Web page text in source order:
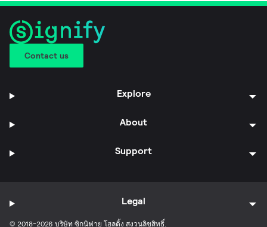
Contact us
Explore
About
Support
© 2018-2026 บริษัท ซิกนิฟาย โฮลดิ้ง สงวนลิขสิทธิ์.
Legal